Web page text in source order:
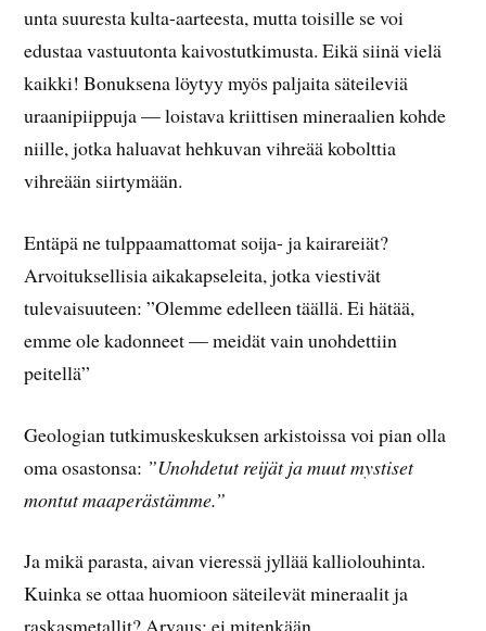
unta suuresta kulta-aarteesta, mutta toisille se voi
edustaa vastuutonta kaivostutkimusta. Eikä siinä vielä
kaikki! Bonuksena löytyy myös paljaita säteileviä
uraanipiippuja — loistava kriittisen mineraalien kohde
niille, jotka haluavat hehkuvan vihreää kobolttia
vihreään siirtymään.
Entäpä ne tulppaamattomat soija- ja kairareiät?
Arvoituksellisia aikakapseleita, jotka viestivät
tulevaisuuteen: ”Olemme edelleen täällä. Ei hätää,
emme ole kadonneet — meidät vain unohdettiin
peitellä”
Geologian tutkimuskeskuksen arkistoissa voi pian olla
oma osastonsa: ”Unohdetut reijät ja muut mystiset
montut maaperästämme.”
Ja mikä parasta, aivan vieressä jyllää kalliolouhinta.
Kuinka se ottaa huomioon säteilevät mineraalit ja